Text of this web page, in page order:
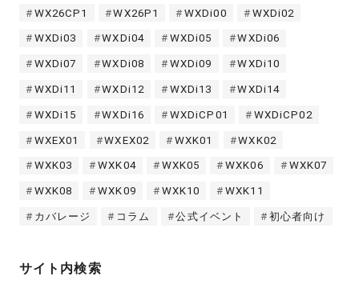
WX26CP1 WX26P1 WXDi00 WXDi02
WXDi03 WXDi04 WXDi05 WXDi06
WXDi07 WXDi08 WXDi09 WXDi10
WXDi11 WXDi12 WXDi13 WXDi14
WXDi15 WXDi16 WXDiCP01 WXDiCP02
WXEX01 WXEX02 WXK01 WXK02
WXK03 WXK04 WXK05 WXK06 WXK07
WXK08 WXK09 WXK10 WXK11
カバレージ コラム 公式イベント 初心者向け
サイト内検索